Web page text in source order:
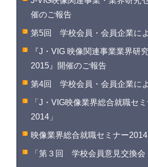
催のご報告
第5回 学校会員・会員企業に
『J・VIG 映像関連事業業界研
2015』開催のご報告
第4回 学校会員・会員企業に
「J・VIG映像業界総合就職セ
2014」
映像業界総合就職セミナー
「第３回 学校会員意見交換